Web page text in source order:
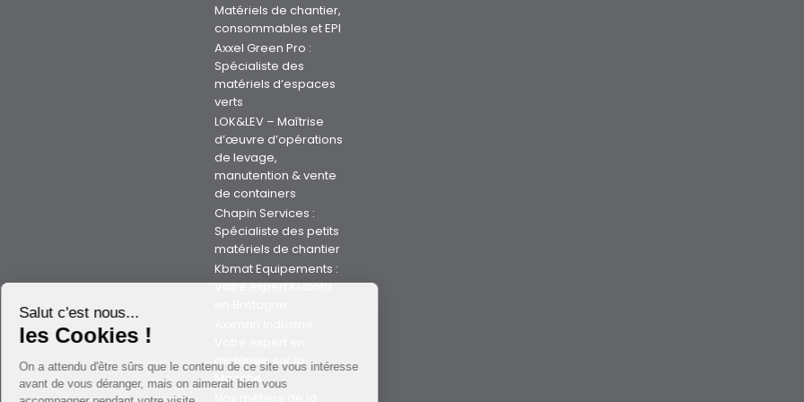
Matériels de chantier,
consommables et EPI
Axxel Green Pro :
Spécialiste des
matériels d’espaces
verts
LOK&LEV – Maîtrise
d’œuvre d’opérations
de levage,
manutention & vente
de containers
Chapin Services :
Spécialiste des petits
matériels de chantier
Kbmat Equipements :
Votre expert Kubota
matériels sur la
Manche
Salut c'est nous...
les Cookies !
On a attendu d'être sûrs que le contenu de ce site vous intéresse
avant de vous déranger, mais on aimerait bien vous